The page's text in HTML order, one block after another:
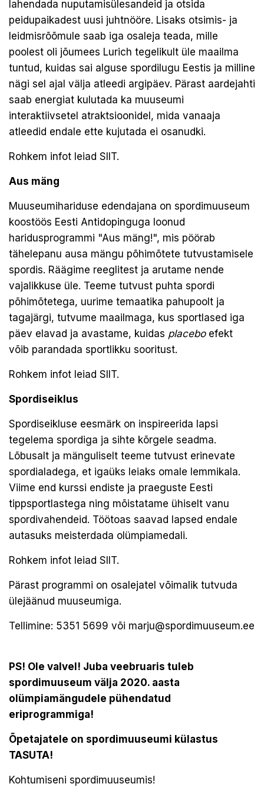
lahendada nuputamisülesandeid ja otsida
peidupaikadest uusi juhtnööre. Lisaks otsimis- ja
leidmisrõõmule saab iga osaleja teada, mille
poolest oli jõumees Lurich tegelikult üle maailma
tuntud, kuidas sai alguse spordilugu Eestis ja milline
nägi sel ajal välja atleedi argipäev. Pärast aardejahti
saab energiat kulutada ka muuseumi
interaktiivsetel atraktsioonidel, mida vanaaja
atleedid endale ette kujutada ei osanudki.
Rohkem infot leiad SIIT.
Aus mäng
Muuseumihariduse edendajana on spordimuuseum
koostöös Eesti Antidopinguga loonud
haridusprogrammi "Aus mäng!", mis pöörab
tähelepanu ausa mängu põhimõtete tutvustamisele
spordis. Räägime reeglitest ja arutame nende
vajalikkuse üle. Teeme tutvust puhta spordi
põhimõtetega, uurime temaatika pahupoolt ja
tagajärgi, tutvume maailmaga, kus sportlased iga
päev elavad ja avastame, kuidas placeboefekt
võib parandada sportlikku sooritust.
Rohkem infot leiad SIIT.
Spordiseiklus
Spordiseikluse eesmärk on inspireerida lapsi
tegelema spordiga ja sihte kõrgele seadma.
Lõbusalt ja mänguliselt teeme tutvust erinevate
spordialadega, et igaüks leiaks omale lemmikala.
Viime end kurssi endiste ja praeguste Eesti
tippsportlastega ning mõistatame ühiselt vanu
spordivahendeid. Töötoas saavad lapsed endale
autasuks meisterdada olümpiamedali.
Rohkem infot leiad SIIT.
Pärast programmi on osalejatel võimalik tutvuda
ülejäänud muuseumiga.
Tellimine: 5351 5699 või marju@spordimuuseum.ee
PS! Ole valvel! Juba veebruaris tuleb
spordimuuseum välja 2020. aasta
olümpiamängudele pühendatud
eriprogrammiga!
Õpetajatele on spordimuuseumi külastus
TASUTA!
Kohtumiseni spordimuuseumis!